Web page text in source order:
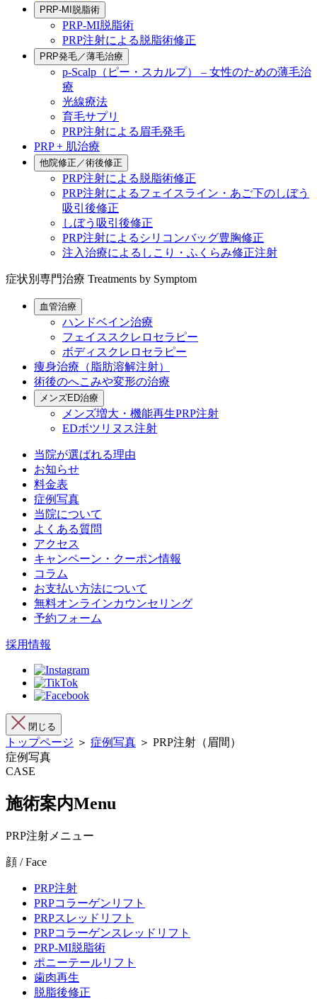
PRP-MI脱脂術
PRP-MI脱脂術
PRP注射による脱脂術修正
PRP発毛／薄毛治療
p-Scalp（ピー・スカルプ） – 女性のための薄毛治
療
光線療法
育毛サプリ
PRP注射による眉毛発毛
PRP + 肌治療
他院修正／術後修正
PRP注射による脱脂術修正
PRP注射によるフェイスライン・あご下のしぼう
吸引後修正
しぼう吸引後修正
PRP注射によるシリコンバッグ豊胸修正
注入治療によるしこり・ふくらみ修正注射
症状別専門治療 Treatments by Symptom
血管治療
ハンドベイン治療
フェイススクレロセラピー
ボディスクレロセラピー
痩身治療（脂肪溶解注射）
術後のへこみや変形の治療
メンズED治療
メンズ増大・機能再生PRP注射
EDボツリヌス注射
当院が選ばれる理由
お知らせ
料金表
症例写真
当院について
よくある質問
アクセス
キャンペーン・クーポン情報
コラム
お支払い方法について
無料オンラインカウンセリング
予約フォーム
採用情報
閉じる
トップページ ＞ 症例写真 ＞ PRP注射（眉間）
症例写真
CASE
施術案内Menu
PRP注射メニュー
顔 / Face
PRP注射
PRPコラーゲンリフト
PRPスレッドリフト
PRPコラーゲンスレッドリフト
PRP-MI脱脂術
ポニーテールリフト
歯肉再生
脱脂後修正